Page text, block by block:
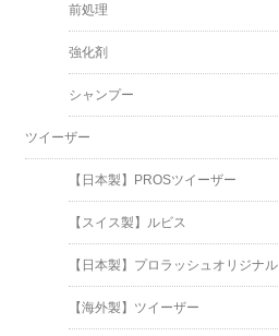
前処理
強化剤
シャンプー
ツイーザー
【日本製】PROSツイーザー
【スイス製】ルビス
【日本製】プロラッシュオリジナル
【海外製】ツイーザー